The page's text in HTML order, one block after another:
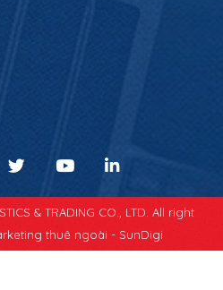
& TRADING CO., LTD. All right
thuê ngoài - SunDigi